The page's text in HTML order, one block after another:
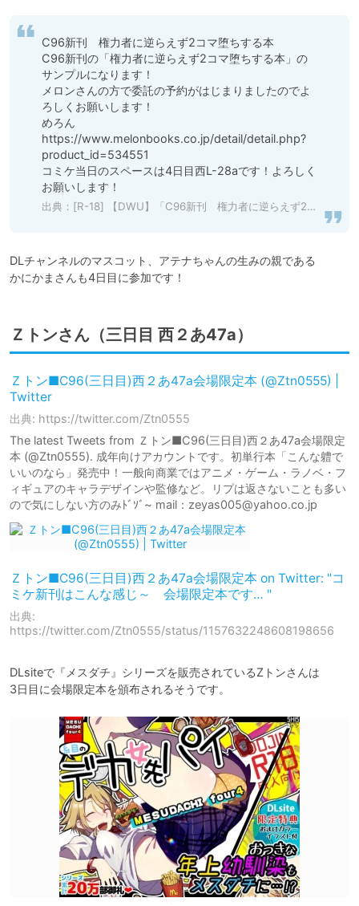
C96新刊　権力者に逆らえず2コマ堕ちする本
C96新刊の「権力者に逆らえず2コマ堕ちする本」の
サンプルになります！
メロンさんの方で委託の予約がはじまりましたのでよ
ろしくお願いします！
めろん
https://www.melonbooks.co.jp/detail/detail.php?
product_id=534551
コミケ当日のスペースは4日目西L-28aです！よろしく
お願いします！
出典： [R-18] 【DWU】「C96新刊 権力者に逆らえず2コマ堕ちする本」/「かにかま」のイラスト [pixiv]
DLチャンネルのマスコット、アテナちゃんの生みの親である
かにかまさんも4日目に参加です！
Ｚトンさん（三日目 西２あ47a）
Ｚトン■C96(三日目)西２あ47a会場限定本 (@Ztn0555) |
Twitter
出典: https://twitter.com/Ztn0555
The latest Tweets from Ｚトン■C96(三日目)西２あ47a会場限定
本 (@Ztn0555). 成年向けアカウントです。初単行本「こんな軆で
いいのなら」発売中！一般向商業ではアニメ・ゲーム・ラノベ・フ
ィギュアのキャラデザインや監修など。リプは返さないことも多い
ので気にしない方のみﾄﾞｿﾞ~ mail：zeyas005@yahoo.co.jp
Ｚトン■C96(三日目)西２あ47a会場限定本 on Twitter: "コ
ミケ新刊はこんな感じ～ 会場限定本です… "
出典:
https://twitter.com/Ztn0555/status/1157632248608198656
DLsiteで『メスダチ』シリーズを販売されているZトンさんは
3日目に会場限定本を頒布されるそうです。